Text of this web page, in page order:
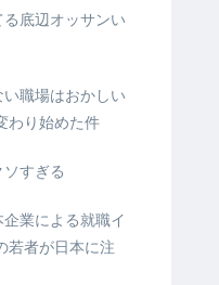
底辺オッサンい
職場はおかしい
わり始めた件
すぎる
企業による就職イ
若者が日本に注